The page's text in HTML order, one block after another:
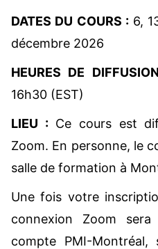
DATES DU COURS : 6,
décembre 2026
HEURES DE
16h30 (EST)
LIEU : Ce cours est
Zoom. En personne, le
salle de formation à
Une fois votre
connexion Zoom
compte PMI-Montréal,